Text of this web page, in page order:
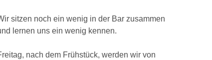
sitzen noch ein wenig in der Bar zusammen
lernen uns ein wenig kennen.
nach dem Frühstück, werden wir von